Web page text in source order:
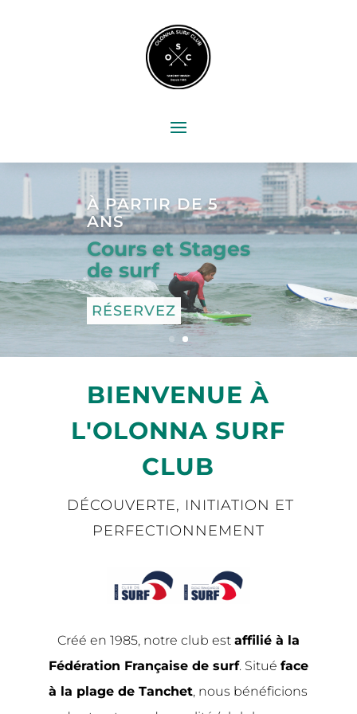
BIENVENUE À
L'OLONNA SURF
CLUB
DÉCOUVERTE, INITIATION ET
PERFECTIONNEMENT
Créé en 1985, notre club est affilié à la
Fédération Française de surf. Situé face
à la plage de Tanchet, nous bénéficions